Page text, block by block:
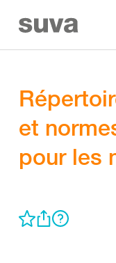
et
pour les